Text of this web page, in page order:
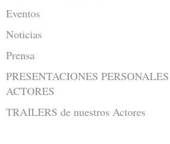
Eventos
Noticias
Prensa
PRESENTACIONES
ACTORES
TRAILERS de nuestros Actores